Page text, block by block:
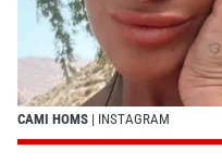
CAMI HOMS | INSTAGRAM